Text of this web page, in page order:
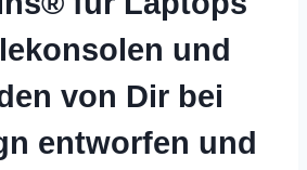
und
von Dir bei
entworfen und